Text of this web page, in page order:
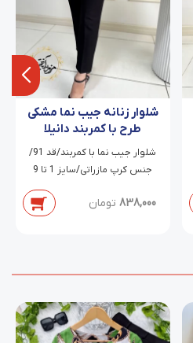
شلوار زنانه جیب نما مشکی
طرح با کمربند دانیلا
شلوار جیب نما با کمربند/قد 91/
جنس کرپ مازراتی/سایز 1 تا 9
838,000 تومان